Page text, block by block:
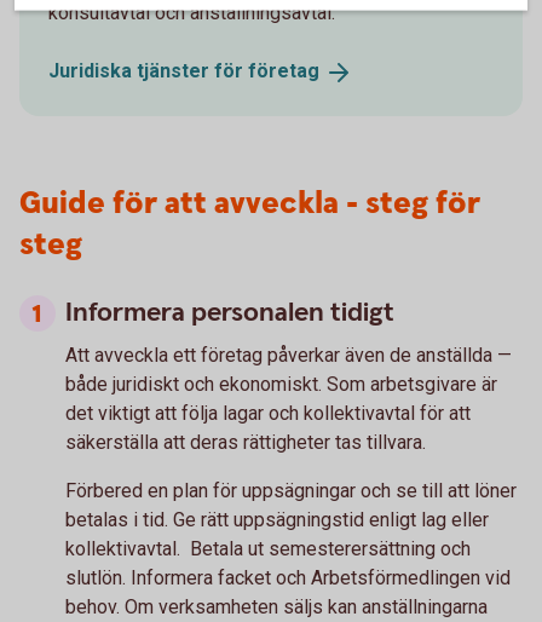
konsultavtal och anställningsavtal.
Juridiska tjänster för företag
Guide för att avveckla - steg för
steg
Informera personalen tidigt
Att avveckla ett företag påverkar även de anställda —
både juridiskt och ekonomiskt. Som arbetsgivare är
det viktigt att följa lagar och kollektivavtal för att
säkerställa att deras rättigheter tas tillvara.
Förbered en plan för uppsägningar och se till att löner
betalas i tid. Ge rätt uppsägningstid enligt lag eller
kollektivavtal. Betala ut semesterersättning och
slutlön. Informera facket och Arbetsförmedlingen vid
behov. Om verksamheten säljs kan anställningarna